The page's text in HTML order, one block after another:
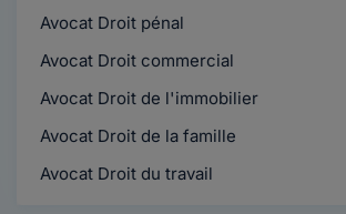
Avocat Droit pénal
Avocat Droit commercial
Avocat Droit de l'immobilier
Avocat Droit de la famille
Avocat Droit du travail